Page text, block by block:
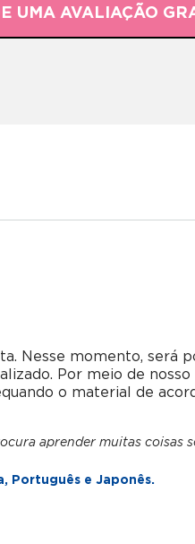
UMA AVALIAÇÃO
Nesse momento, será
Por meio de
o material de
aprender muitas coisas
Português e Japonês.